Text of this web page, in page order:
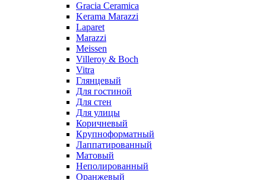
Gracia Ceramica
Kerama Marazzi
Laparet
Marazzi
Meissen
Villeroy & Boch
Vitra
Глянцевый
Для гостиной
Для стен
Для улицы
Коричневый
Крупноформатный
Лаппатированный
Матовый
Неполированный
Оранжевый